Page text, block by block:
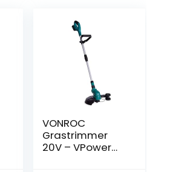
VONROC
Grastrimmer
20V – VPower